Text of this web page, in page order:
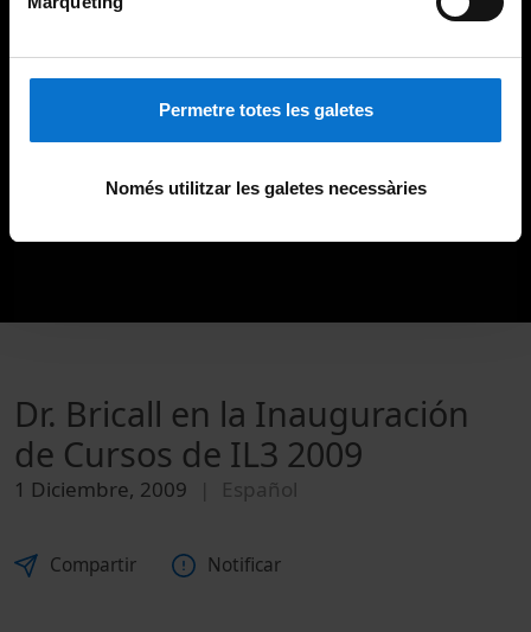
Permetre totes les galetes
Només utilitzar les galetes necessàries
Dr. Bricall en la Inauguración
de Cursos de IL3 2009
1 Diciembre, 2009 Español
Compartir Notificar